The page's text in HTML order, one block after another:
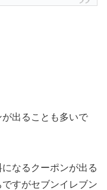
出ることも多いで
なるクーポンが出る
すがセブンイレブン